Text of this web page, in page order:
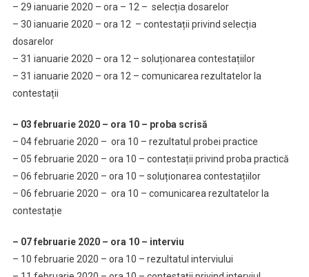
– 29 ianuarie 2020 – ora – 12 – selecția dosarelor
– 30 ianuarie 2020 – ora 12 – contestații privind selecția
dosarelor
– 31 ianuarie 2020 – ora 12 – soluționarea contestațiilor
– 31 ianuarie 2020 – ora 12 – comunicarea rezultatelor la
contestații
– 03 februarie 2020 – ora 10 – proba scrisă
– 04 februarie 2020 – ora 10 – rezultatul probei practice
– 05 februarie 2020 – ora 10 – contestații privind proba practică
– 06 februarie 2020 – ora 10 – soluționarea contestațiilor
– 06 februarie 2020 – ora 10 – comunicarea rezultatelor la
contestație
– 07 februarie 2020 – ora 10 – interviu
– 10 februarie 2020 – ora 10 – rezultatul interviului